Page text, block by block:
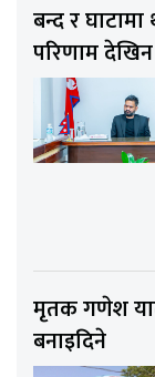
बन्द र
परिणाम देखिन
मृतक गणेश
बनाइदिने